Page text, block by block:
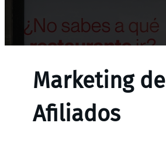
Marketing de
Afiliados